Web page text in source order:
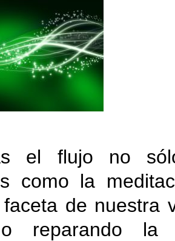
el flujo no
como la
de nuestra
reparando la